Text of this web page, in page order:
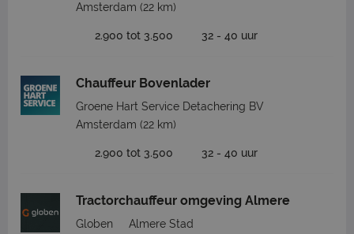
Amsterdam (22 km)
2.900 tot 3.500 32 - 40 uur
Chauffeur Bovenlader
Groene Hart Service Detachering BV
Amsterdam (22 km)
2.900 tot 3.500 32 - 40 uur
Tractorchauffeur omgeving Almere
Globen Almere Stad